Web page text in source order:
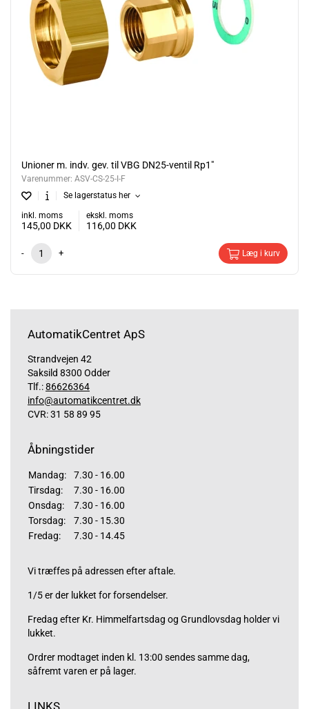
Unioner m. indv. gev. til VBG DN25-ventil Rp1"
Varenummer: ASV-CS-25-I-F
Se lagerstatus her
inkl. moms
145,00 DKK
ekskl. moms
116,00 DKK
- + Læg i kurv
AutomatikCentret ApS
Strandvejen 42
Saksild 8300 Odder
Tlf.:86626364
info@automatikcentret.dk
CVR: 31 58 89 95
Åbningstider
Mandag:
7.30 - 16.00
Tirsdag:
7.30 - 16.00
Onsdag:
7.30 - 16.00
Torsdag:
7.30 - 15.30
Fredag:
7.30 - 14.45
Vi træffes på adressen efter aftale.
1/5 er der lukket for forsendelser.
Fredag efter Kr. Himmelfartsdag og Grundlovsdag holder vi
lukket.
Ordrer modtaget inden kl. 13:00 sendes samme dag,
såfremt varen er på lager.